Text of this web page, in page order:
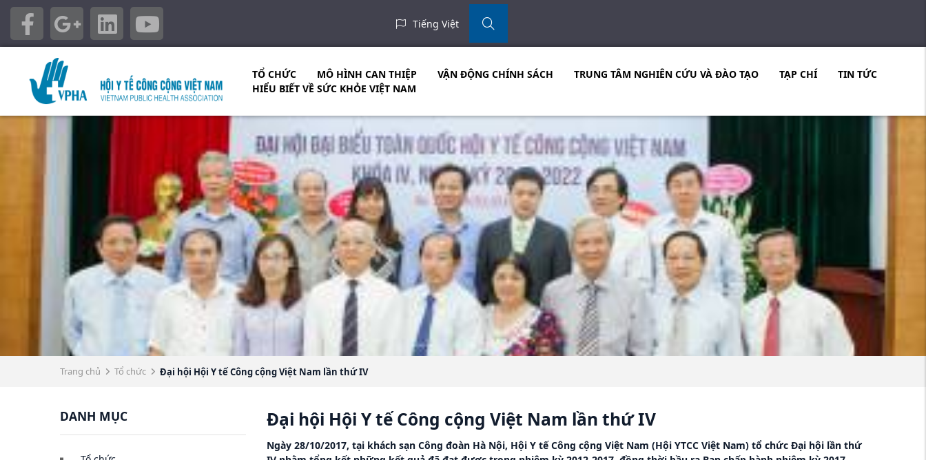
Tiếng Việt
TỔ CHỨC MÔ HÌNH CAN THIỆP VẬN ĐỘNG CHÍNH SÁCH TRUNG TÂM NGHIÊN CỨU VÀ ĐÀO TẠO TẠP CHÍ
TIN TỨC
HIỂU BIẾT VỀ SỨC KHỎE VIỆT NAM
Trang chủ Tổ chức Đại hội Hội Y tế Công cộng Việt Nam lần thứ IV
DANH MỤC Đại hội Hội Y tế Công cộng Việt Nam lần thứ IV
Ngày 28/10/2017, tại khách sạn Công đoàn Hà Nội, Hội Y tế Công cộng Việt Nam (Hội YTCC Việt Nam) tổ chức Đại hội lần thứ